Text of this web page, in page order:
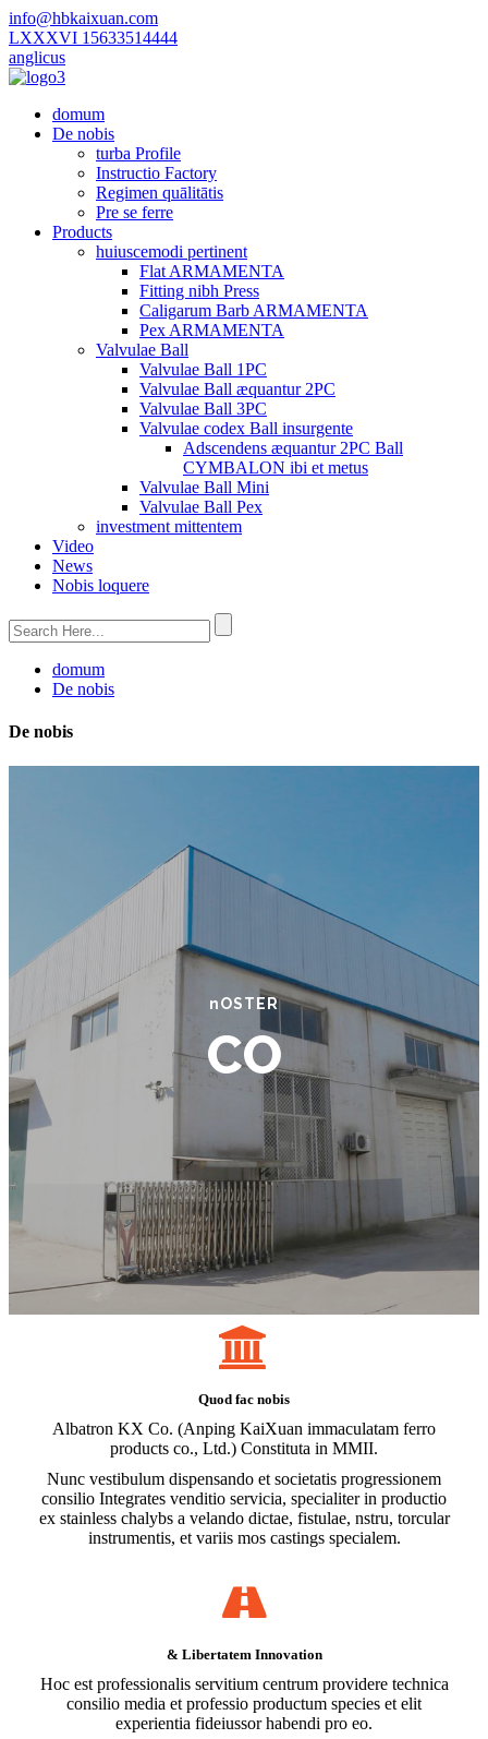
info@hbkaixuan.com
LXXXVI 15633514444
anglicus
domum
De nobis
turba Profile
Instructio Factory
Regimen quālitātis
Pre se ferre
Products
huiuscemodi pertinent
Flat ARMAMENTA
Fitting nibh Press
Caligarum Barb ARMAMENTA
Pex ARMAMENTA
Valvulae Ball
Valvulae Ball 1PC
Valvulae Ball æquantur 2PC
Valvulae Ball 3PC
Valvulae codex Ball insurgente
Adscendens æquantur 2PC Ball
CYMBALON ibi et metus
Valvulae Ball Mini
Valvulae Ball Pex
investment mittentem
Video
News
Nobis loquere
domum
De nobis
De nobis
nOSTER
CO
Quod fac nobis
Albatron KX Co. (Anping KaiXuan immaculatam ferro
products co., Ltd.) Constituta in MMII.
Nunc vestibulum dispensando et societatis progressionem
consilio Integrates venditio servicia, specialiter in productio
ex stainless chalybs a velando dictae, fistulae, nstru, torcular
instrumentis, et variis mos castings specialem.
& Libertatem Innovation
Hoc est professionalis servitium centrum providere technica
consilio media et professio productum species et elit
experientia fideiussor habendi pro eo.